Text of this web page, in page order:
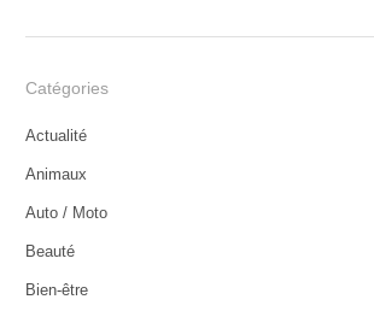
Catégories
Actualité
Animaux
Auto / Moto
Beauté
Bien-être